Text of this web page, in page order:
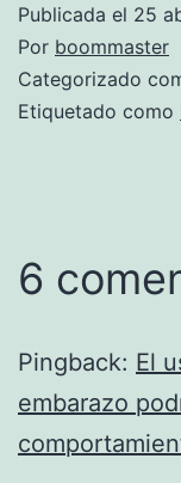
Publicada el 25
Por boommaster
Categorizado
Etiquetado como
6
Pingback: El
embarazo